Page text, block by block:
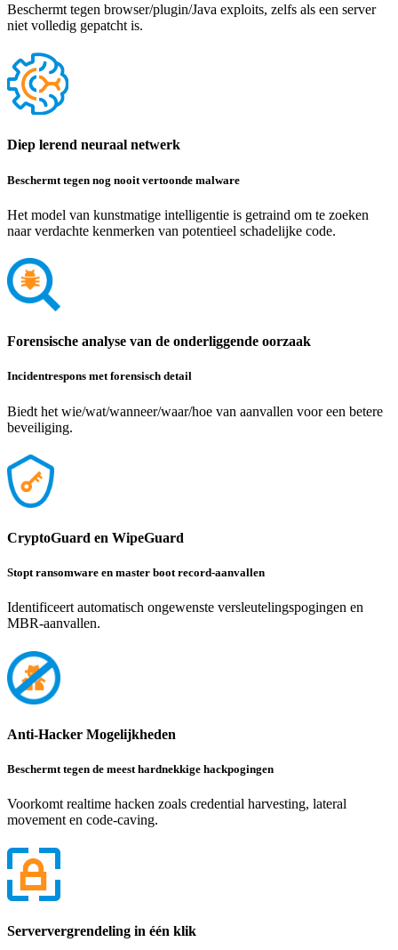
Beschermt tegen browser/plugin/Java exploits, zelfs als een server
niet volledig gepatcht is.
Diep lerend neuraal netwerk
Beschermt tegen nog nooit vertoonde malware
Het model van kunstmatige intelligentie is getraind om te zoeken
naar verdachte kenmerken van potentieel schadelijke code.
Forensische analyse van de onderliggende oorzaak
Incidentrespons met forensisch detail
Biedt het wie/wat/wanneer/waar/hoe van aanvallen voor een betere
beveiliging.
CryptoGuard en WipeGuard
Stopt ransomware en master boot record-aanvallen
Identificeert automatisch ongewenste versleutelingspogingen en
MBR-aanvallen.
Anti-Hacker Mogelijkheden
Beschermt tegen de meest hardnekkige hackpogingen
Voorkomt realtime hacken zoals credential harvesting, lateral
movement en code-caving.
Serververgrendeling in één klik